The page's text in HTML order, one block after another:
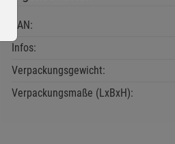
EAN:
Infos:
Verpackungsgewicht:
Verpackungsmaße (LxBxH):